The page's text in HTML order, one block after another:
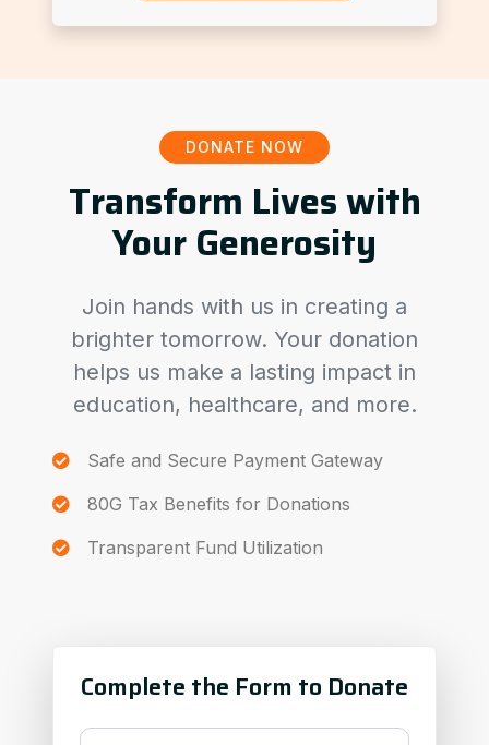
DONATE NOW
Transform Lives with
Your Generosity
Join hands with us in creating a
brighter tomorrow. Your donation
helps us make a lasting impact in
education, healthcare, and more.
Safe and Secure Payment Gateway
80G Tax Benefits for Donations
Transparent Fund Utilization
Complete the Form to Donate